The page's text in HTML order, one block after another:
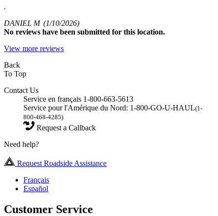
.
DANIEL M (1/10/2026)
No reviews have been submitted for this location.
View more reviews
Back
To Top
Contact Us
Service en français 1-800-663-5613
Service pour l'Amérique du Nord: 1-800-GO-U-HAUL(1-
800-468-4285)
Request a Callback
Need help?
Request Roadside Assistance
Français
Español
Customer Service